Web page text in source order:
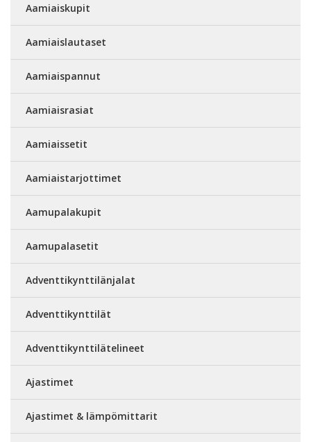
Aamiaiskupit
Aamiaislautaset
Aamiaispannut
Aamiaisrasiat
Aamiaissetit
Aamiaistarjottimet
Aamupalakupit
Aamupalasetit
Adventtikynttilänjalat
Adventtikynttilät
Adventtikynttilätelineet
Ajastimet
Ajastimet & lämpömittarit